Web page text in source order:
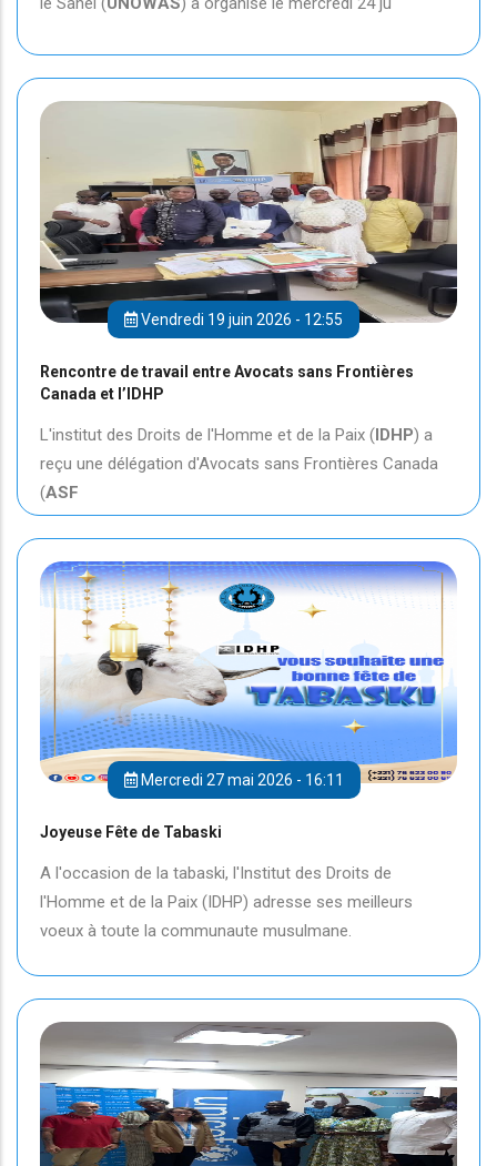
Vendredi 19 juin 2026 - 12:55
Rencontre de travail entre Avocats sans Frontières
Canada et l’IDHP
L'institut des Droits de l'Homme et de la Paix (IDHP) a
reçu une délégation d'Avocats sans Frontières Canada
(ASF
Mercredi 27 mai 2026 - 16:11
Joyeuse Fête de Tabaski
A l'occasion de la tabaski, l'Institut des Droits de
l'Homme et de la Paix (IDHP) adresse ses meilleurs
voeux à toute la communaute musulmane.